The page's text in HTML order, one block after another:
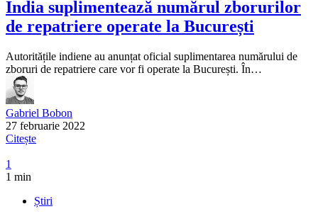
India suplimentează numărul zborurilor
de repatriere operate la București
Autoritățile indiene au anunțat oficial suplimentarea numărului de
zboruri de repatriere care vor fi operate la București. În…
Gabriel Bobon
27 februarie 2022
Citește
1
1 min
Știri